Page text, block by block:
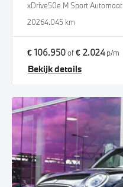
xDrive50e M Sport Automaat
20264.045 km
€ 106.950of€ 2.024 p/m
Bekijk details